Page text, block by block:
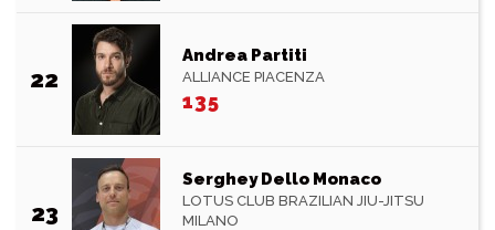
22
Andrea Partiti
ALLIANCE PIACENZA
135
23
Serghey Dello Monaco
LOTUS CLUB BRAZILIAN JIU-JITSU
MILANO